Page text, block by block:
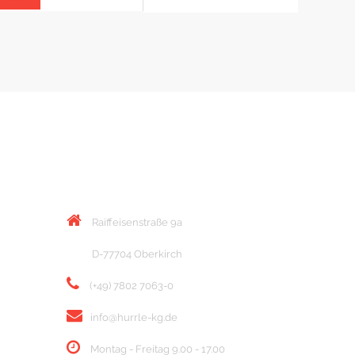
Raiffeisenstraße 9a
D-77704 Oberkirch
(+49) 7802 7063-0
info@hurrle-kg.de
Montag - Freitag 9.00 - 17.00